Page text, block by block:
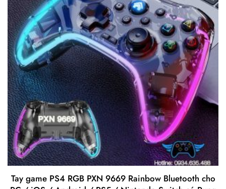
Tay game PS4 RGB PXN 9669 Rainbow Bluetooth cho